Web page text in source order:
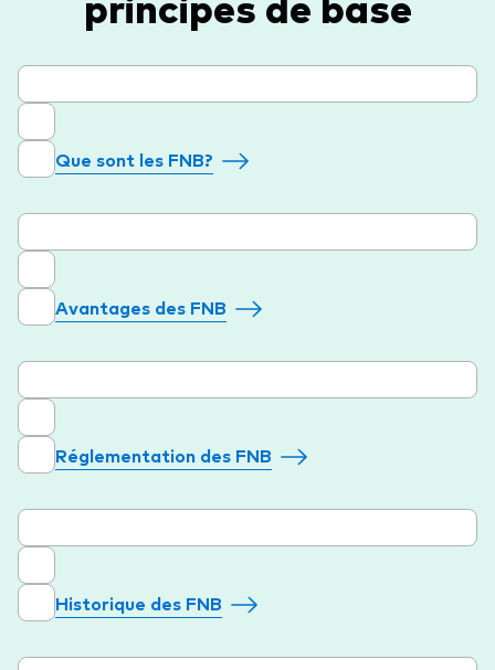
Que sont les FNB?
Avantages des FNB
Réglementation des FNB
Historique des FNB